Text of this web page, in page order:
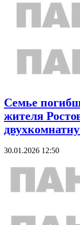
Семье
жителя
30.01.2026 12:50